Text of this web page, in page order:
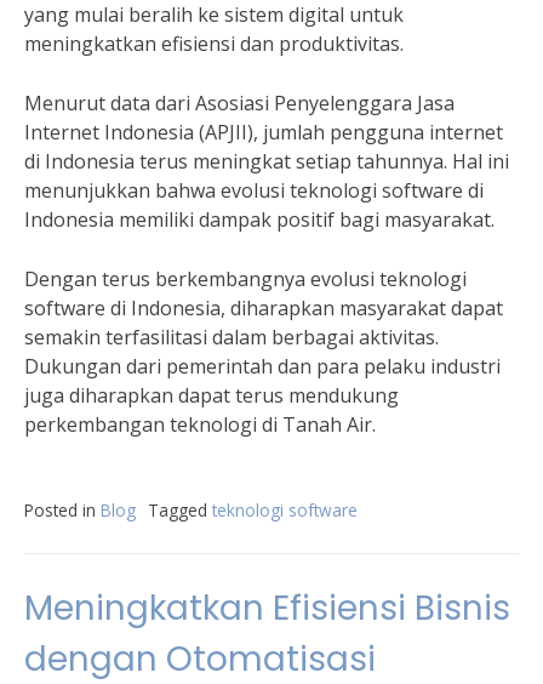
yang mulai beralih ke sistem digital untuk
meningkatkan efisiensi dan produktivitas.
Menurut data dari Asosiasi Penyelenggara Jasa
Internet Indonesia (APJII), jumlah pengguna internet
di Indonesia terus meningkat setiap tahunnya. Hal ini
menunjukkan bahwa evolusi teknologi software di
Indonesia memiliki dampak positif bagi masyarakat.
Dengan terus berkembangnya evolusi teknologi
software di Indonesia, diharapkan masyarakat dapat
semakin terfasilitasi dalam berbagai aktivitas.
Dukungan dari pemerintah dan para pelaku industri
juga diharapkan dapat terus mendukung
perkembangan teknologi di Tanah Air.
Posted in Blog Tagged teknologi software
Meningkatkan Efisiensi Bisnis
dengan Otomatisasi